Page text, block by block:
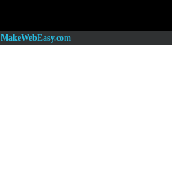
MakeWebEasy.com